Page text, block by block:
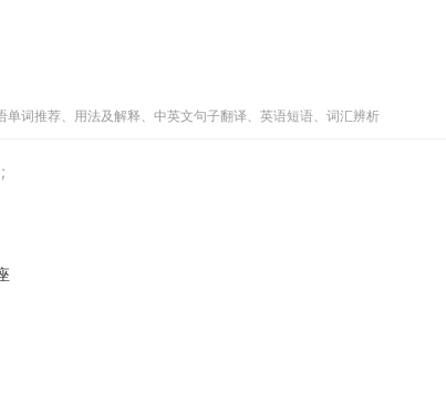
词推荐、用法及解释、中英文句子翻译、英语短语、词汇辨析